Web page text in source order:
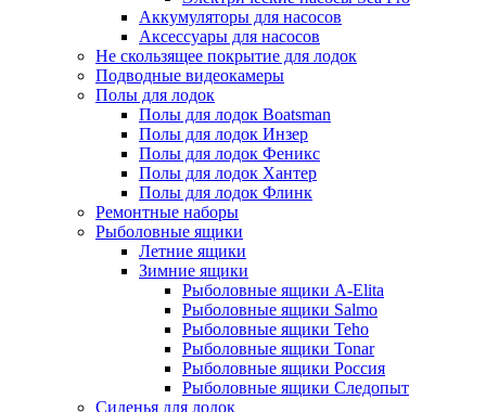
Аккумуляторы для насосов
Аксессуары для насосов
Не скользящее покрытие для лодок
Подводные видеокамеры
Полы для лодок
Полы для лодок Boatsman
Полы для лодок Инзер
Полы для лодок Феникс
Полы для лодок Хантер
Полы для лодок Флинк
Ремонтные наборы
Рыболовные ящики
Летние ящики
Зимние ящики
Рыболовные ящики A-Elita
Рыболовные ящики Salmo
Рыболовные ящики Teho
Рыболовные ящики Tonar
Рыболовные ящики Россия
Рыболовные ящики Следопыт
Сиденья для лодок